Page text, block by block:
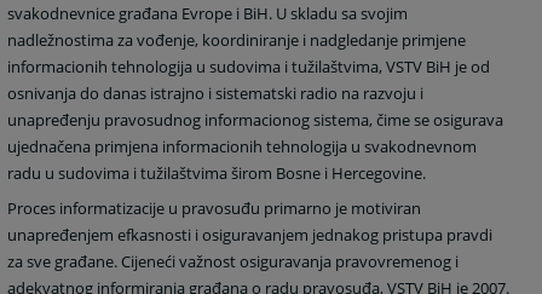
svakodnevnice građana Evrope i BiH. U skladu sa svojim
nadležnostima za vođenje, koordiniranje i nadgledanje primjene
informacionih tehnologija u sudovima i tužilaštvima, VSTV BiH je od
osnivanja do danas istrajno i sistematski radio na razvoju i
unapređenju pravosudnog informacionog sistema, čime se osigurava
ujednačena primjena informacionih tehnologija u svakodnevnom
radu u sudovima i tužilaštvima širom Bosne i Hercegovine.
Proces informatizacije u pravosuđu primarno je motiviran
unapređenjem efkasnosti i osiguravanjem jednakog pristupa pravdi
za sve građane. Cijeneći važnost osiguravanja pravovremenog i
adekvatnog informiranja građana o radu pravosuđa, VSTV BiH je 2007.